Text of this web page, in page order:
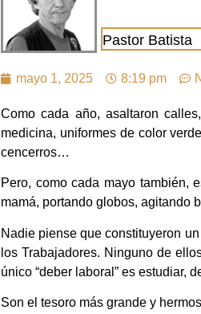
Pastor Batista
mayo 1, 2025 8:19 pm
Como cada año, asaltaron
medicina, uniformes de color
cencerros…
Pero, como cada mayo también,
mamá, portando globos, agitando
Nadie piense que constituyeron
los Trabajadores. Ninguno de
único “deber laboral” es estudiar,
Son el tesoro más grande y